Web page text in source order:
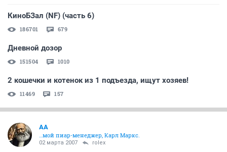
КиноБЗал (NF) (часть 6)
186701 679
Дневной дозор
151504 1010
2 кошечки и котенок из 1 подъезда, ищут хозяев!
11469 157
AA
…мой пиар-менеджер, Карл Маркс.
02 марта 2007 rolex